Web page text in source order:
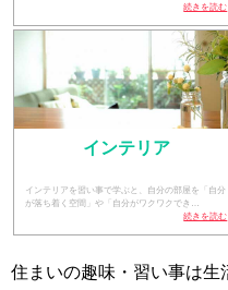
続きを読む
インテリア
インテリアを習い事で学ぶと、自分の部屋を「自分
が落ち着く空間」や「自分がワクワクでき…
続きを読む
住まいの趣味・習い事は生